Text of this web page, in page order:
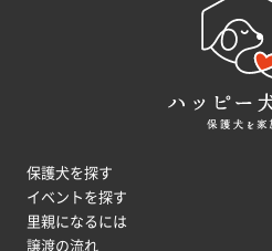
保護犬を探す
イベントを探す
里親になるには
譲渡の流れ